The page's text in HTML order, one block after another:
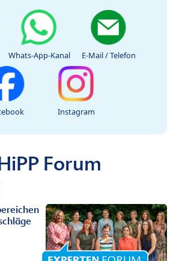
Whats-App-Kanal E-Mail / Telefon
Instagram
Forum